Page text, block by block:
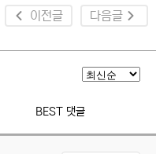
이전글 다음글
BEST 댓글